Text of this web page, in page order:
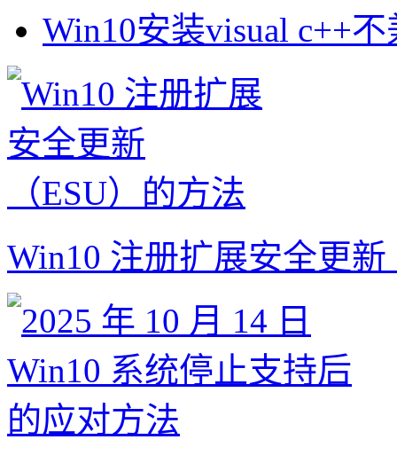
Win10安装visual c++
Win10 注册扩展安全更